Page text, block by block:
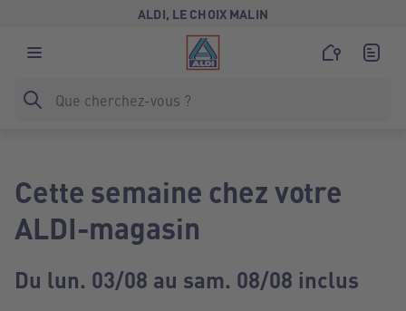
ALDI, LE CHOIX MALIN
Cette semaine chez votre
ALDI-magasin
Du lun. 03/08 au sam. 08/08 inclus